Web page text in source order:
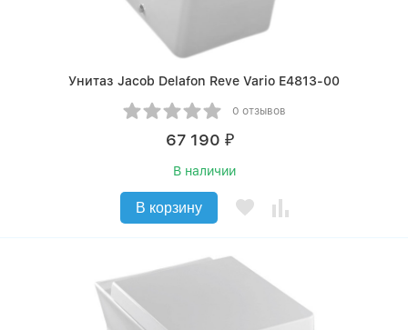
Унитаз Jacob Delafon Reve Vario E4813-00
0 отзывов
67 190 ₽
В наличии
В корзину